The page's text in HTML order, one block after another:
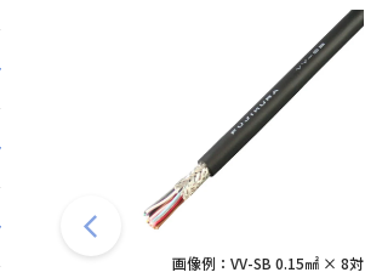
画像例：VV-SB 0.15㎟ × 8対